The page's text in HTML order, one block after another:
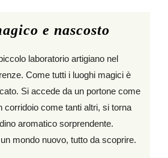
e nascosto
laboratorio artigiano nel
Come tutti i luoghi magici è
Si accede da un portone come
corridoio come tanti altri, si torna
aromatico sorprendente.
mondo nuovo, tutto da scoprire.